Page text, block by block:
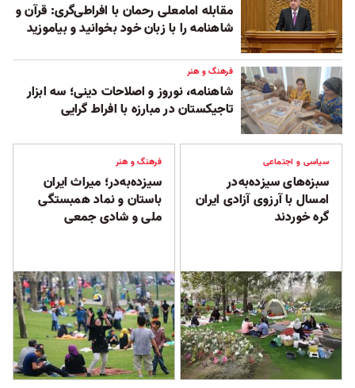
مقابله امامعلی رحمان با افراطی‌گری: قرآن و
شاهنامه را با زبان خود بخوانید و بیاموزید
فرهنگ و هنر
شاهنامه، نوروز و اصلاحات دینی؛ سه ابزار
تاجیکستان در مبارزه با افراط‌ گرایی
سیاسی و اجتماعی
سبزه‌های سیزده‌به‌در
امسال با آرزوی آزادی ایران
گره خوردند
فرهنگ و هنر
سیزده‌به‌در؛ میراث ایران
باستان و نماد همبستگی
ملی و شادی جمعی